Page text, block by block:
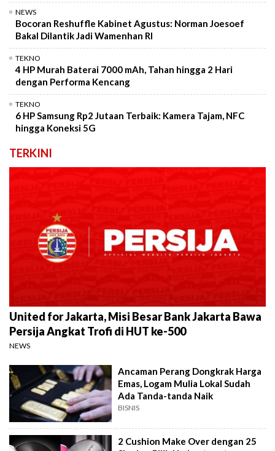
NEWS
Bocoran Reshuffle Kabinet Agustus: Norman Joesoef
Bakal Dilantik Jadi Wamenhan RI
TEKNO
4 HP Murah Baterai 7000 mAh, Tahan hingga 2 Hari
dengan Performa Kencang
TEKNO
6 HP Samsung Rp2 Jutaan Terbaik: Kamera Tajam, NFC
hingga Koneksi 5G
TERKINI
United for Jakarta, Misi Besar Bank Jakarta Bawa
Persija Angkat Trofi di HUT ke-500
NEWS
Ancaman Perang Dongkrak Harga
Emas, Logam Mulia Lokal Sudah
Ada Tanda-tanda Naik
BISNIS
2 Cushion Make Over dengan 25